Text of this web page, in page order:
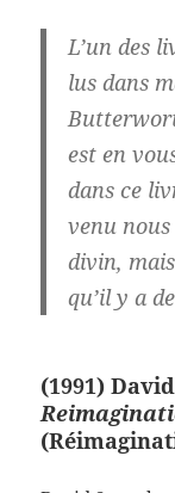
L’un des
lus dans
est en
dans ce
venu
divin,
qu’il y a
(1991)